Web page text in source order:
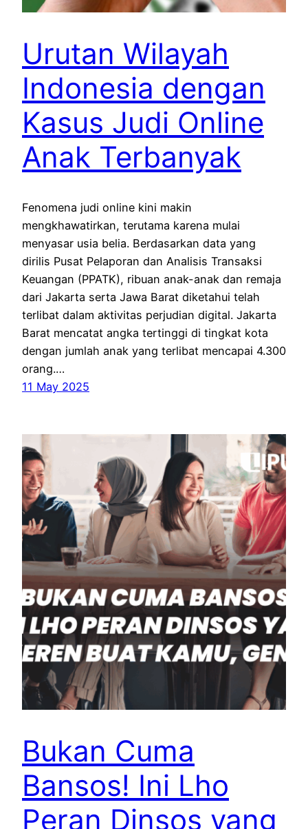
Urutan Wilayah
Indonesia dengan
Kasus Judi Online
Anak Terbanyak
Fenomena judi online kini makin
mengkhawatirkan, terutama karena mulai
menyasar usia belia. Berdasarkan data yang
dirilis Pusat Pelaporan dan Analisis Transaksi
Keuangan (PPATK), ribuan anak-anak dan remaja
dari Jakarta serta Jawa Barat diketahui telah
terlibat dalam aktivitas perjudian digital. Jakarta
Barat mencatat angka tertinggi di tingkat kota
dengan jumlah anak yang terlibat mencapai 4.300
orang.…
11 May 2025
Bukan Cuma
Bansos! Ini Lho
Peran Dinsos yang